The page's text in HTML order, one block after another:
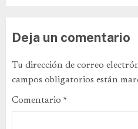
Deja un comentario
Tu dirección de correo
campos obligatorios están
Comentario *